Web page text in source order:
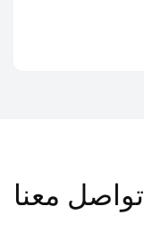
تواصل معنا